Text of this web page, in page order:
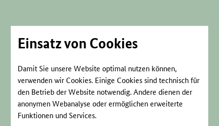
Einsatz von Cookies
Damit Sie unsere Website optimal nutzen können,
verwenden wir Cookies. Einige Cookies sind technisch für
den Betrieb der Website notwendig. Andere dienen der
anonymen Webanalyse oder ermöglichen erweiterte
Funktionen und Services.